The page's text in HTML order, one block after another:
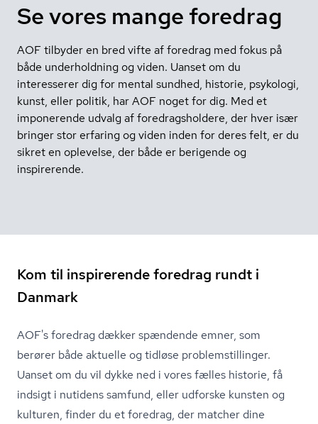
Se vores mange foredrag
AOF tilbyder en bred vifte af foredrag med fokus på
både underholdning og viden. Uanset om du
interesserer dig for mental sundhed, historie, psykologi,
kunst, eller politik, har AOF noget for dig. Med et
imponerende udvalg af foredragsholdere, der hver især
bringer stor erfaring og viden inden for deres felt, er du
sikret en oplevelse, der både er berigende og
inspirerende.
Kom til inspirerende foredrag rundt i
Danmark
AOF's foredrag dækker spændende emner, som
berører både aktuelle og tidløse pro­blem­stil­lin­ger.
Uanset om du vil dykke ned i vores fælles historie, få
indsigt i nutidens samfund, eller udforske kunsten og
kulturen, finder du et foredrag, der matcher dine